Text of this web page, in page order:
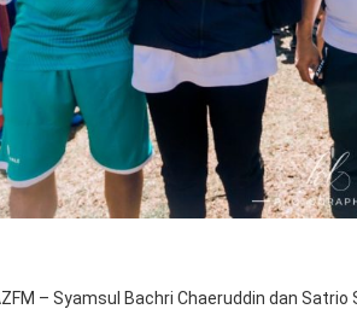
– Syamsul Bachri Chaeruddin dan